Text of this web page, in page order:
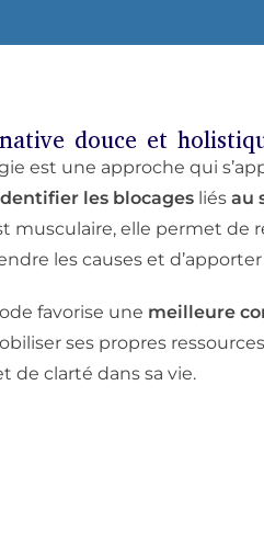
douce et
est une approche qui
les blocages liés au
musculaire, elle permet de
les causes et
favorise une meilleure
ses propres
de clarté dans sa vie.